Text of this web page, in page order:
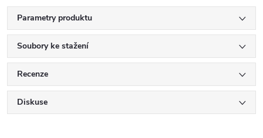
Parametry produktu
Soubory ke stažení
Recenze
Diskuse